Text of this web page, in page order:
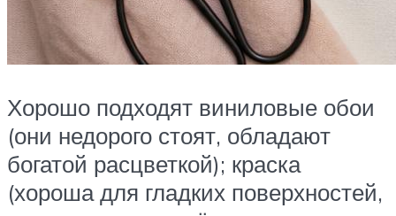
Хорошо подходят виниловые обои
(они недорого стоят, обладают
богатой расцветкой); краска
(хороша для гладких поверхностей,